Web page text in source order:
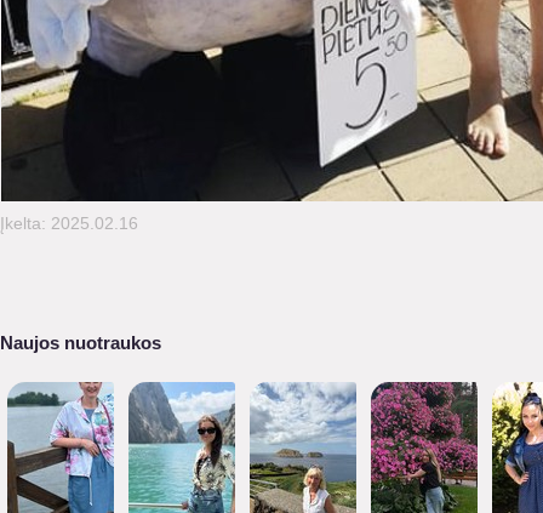
Įkelta: 2025.02.16
Naujos nuotraukos